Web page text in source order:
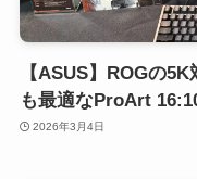
【ASUS】ROGの
も最適なProArt
2026年3月4日